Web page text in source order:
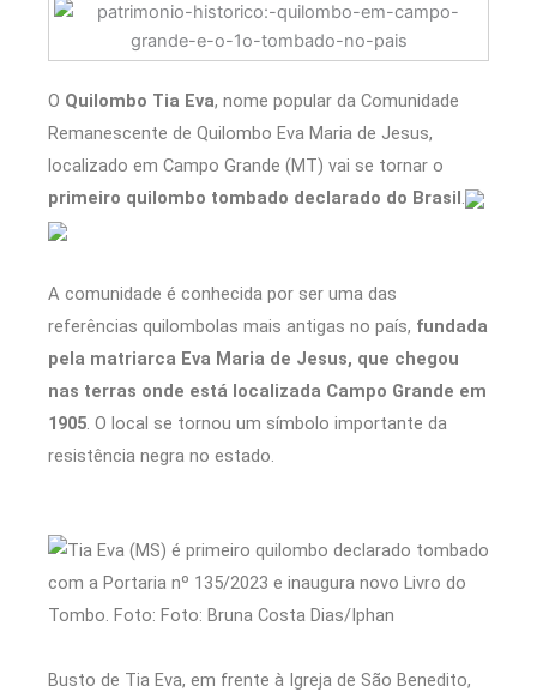
O Quilombo Tia Eva, nome popular da Comunidade
Remanescente de Quilombo Eva Maria de Jesus,
localizado em Campo Grande (MT) vai se tornar o
primeiro quilombo tombado declarado do Brasil.
A comunidade é conhecida por ser uma das
referências quilombolas mais antigas no país, fundada
pela matriarca Eva Maria de Jesus, que chegou
nas terras onde está localizada Campo Grande em
1905 . O local se tornou um símbolo importante da
resistência negra no estado.
Busto de Tia Eva, em frente à Igreja de São Benedito,